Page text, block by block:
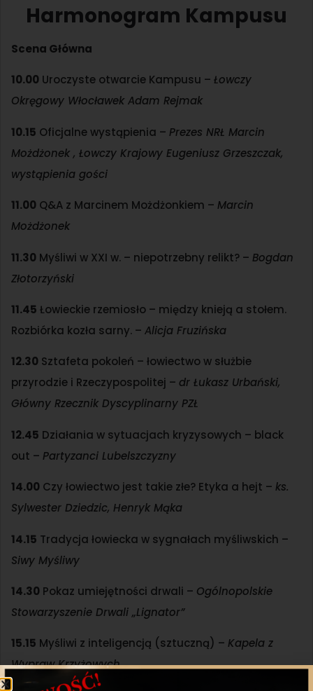
Harmonogram Kampusu
Scena Główna
10.00 Uroczyste otwarcie Kampusu – Łowczy
Okręgowy Włocławek Adam Rejmak
10.15 Oficjalne wystąpienia – Prezes NRŁ Marcin
Możdżonek , Łowczy Krajowy Eugeniusz Grzeszczak,
wystąpienia gości
11.00 Q&A z Marcinem Możdżonkiem – Marcin
Możdżonek
11.30 Myśliwi w XXI w. – niepotrzebny relikt? – Bogdan
Złotorzyński
11.45 Łowieckie rzemiosło – między knieją a stołem.
Rozbiórka kozła sarny. – Alicja Fruzińska
12.30 Sztafeta pokoleń – łowiectwo w służbie
przyrodzie i Rzeczypospolitej – dr Łukasz Urbański,
Główny Rzecznik Dyscyplinarny PZŁ
12.45 Działania w sytuacjach kryzysowych – black
out – Partyzanci Lubelszczyzny
14.00 Czy łowiectwo jest takie złe? Etyka a hejt – ks.
Sylwester Dziedzic, Henryk Mąka
14.15 Tradycja łowiecka w sygnałach myśliwskich –
Siwy Myśliwy
14.30 Pokaz umiejętności drwali – Ogólnopolskie
Stowarzyszenie Drwali „Lignator”
15.15 Myśliwi z inteligencją (sztuczną) – Kapela z
Wypraw Krzyżowych